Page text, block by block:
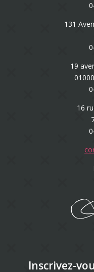
131
19
16
Inscrivez-